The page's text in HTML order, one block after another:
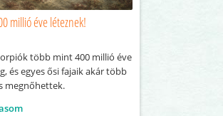
millió éve léteznek!
több mint 400 millió éve
és egyes ősi fajaik akár több
megnőhettek.